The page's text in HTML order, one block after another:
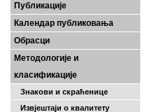
Публикације
Календар публиковања
Обрасци
Методологије и
класификације
Знакови и скраћенице
Извјештаји о квалитету